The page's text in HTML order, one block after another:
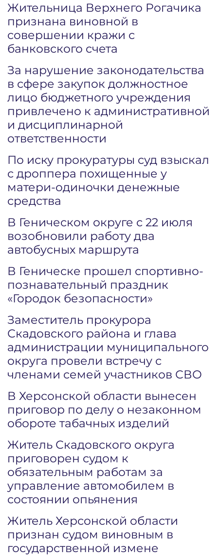
Жительница Верхнего Рогачика
признана виновной в
совершении кражи с
банковского счета
За нарушение законодательства
в сфере закупок должностное
лицо бюджетного учреждения
привлечено к административной
и дисциплинарной
ответственности
По иску прокуратуры суд взыскал
с дроппера похищенные у
матери-одиночки денежные
средства
В Геническом округе с 22 июля
возобновили работу два
автобусных маршрута
В Геническе прошел спортивно-
познавательный праздник
«Городок безопасности»
Заместитель прокурора
Скадовского района и глава
администрации муниципального
округа провели встречу с
членами семей участников СВО
В Херсонской области вынесен
приговор по делу о незаконном
обороте табачных изделий
Житель Скадовского округа
приговорен судом к
обязательным работам за
управление автомобилем в
состоянии опьянения
Житель Херсонской области
признан судом виновным в
государственной измене